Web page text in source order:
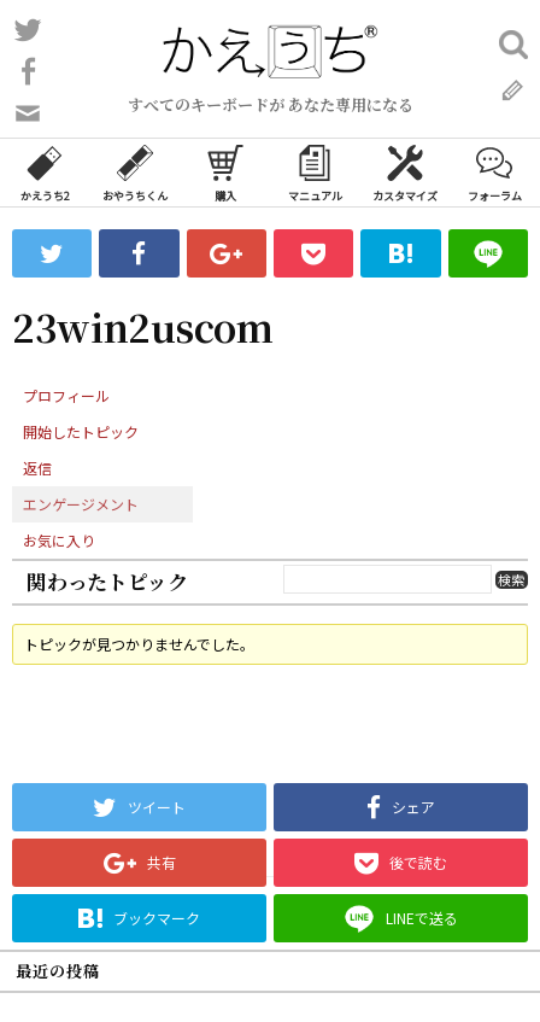
コ
ン
ン
ツ
ス
ッ
プ
すべてのキーボードが あなた専用になる
い
合
わ
フ
ォ
ム
検
索:
かえうち2 おやうちくん 購入 マニュアル カスタマイズ フォーラム
23win2uscom
プロフィール
開始したトピック
返信
エンゲージメント
お気に入り
関わったトピック
トピックが見つかりませんでした。
ツイート シェア
共有 後で読む
ブックマーク LINEで送る
最近の投稿